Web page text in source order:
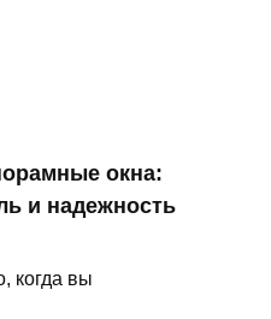
окна:
и надежность
когда вы